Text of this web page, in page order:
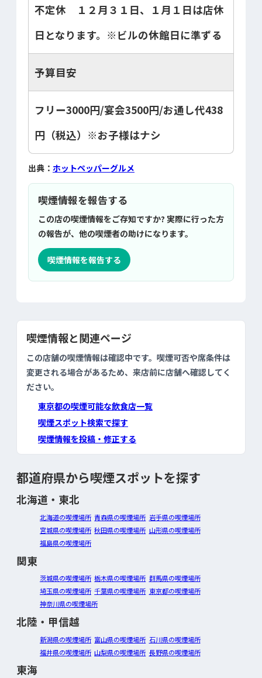
不定休 １２月３１日、１月１日は店休
日となります。※ビルの休館日に準ずる
予算目安
フリー3000円/宴会3500円/お通し代438
円（税込）※お子様はナシ
出典： ホットペッパーグルメ
喫煙情報を報告する
この店の喫煙情報をご存知ですか? 実際に行った方
の報告が、他の喫煙者の助けになります。
喫煙情報を報告する
喫煙情報と関連ページ
この店舗の喫煙情報は確認中です。喫煙可否や席条件は
変更される場合があるため、来店前に店舗へ確認してく
ださい。
東京都の喫煙可能な飲食店一覧
喫煙スポット検索で探す
喫煙情報を投稿・修正する
都道府県から喫煙スポットを探す
北海道・東北
北海道の喫煙場所 青森県の喫煙場所 岩手県の喫煙場所
宮城県の喫煙場所 秋田県の喫煙場所 山形県の喫煙場所
福島県の喫煙場所
関東
茨城県の喫煙場所 栃木県の喫煙場所 群馬県の喫煙場所
埼玉県の喫煙場所 千葉県の喫煙場所 東京都の喫煙場所
神奈川県の喫煙場所
北陸・甲信越
新潟県の喫煙場所 富山県の喫煙場所 石川県の喫煙場所
福井県の喫煙場所 山梨県の喫煙場所 長野県の喫煙場所
東海